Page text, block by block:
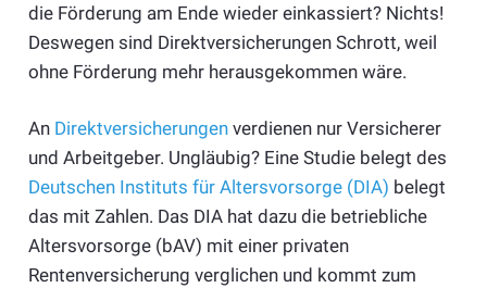
die Förderung am Ende wieder einkassiert? Nichts!
Deswegen sind Direktversicherungen Schrott, weil
ohne Förderung mehr herausgekommen wäre.
An Direktversicherungenverdienen nur Versicherer
und Arbeitgeber. Ungläubig? Eine Studie belegt des
Deutschen Instituts für Altersvorsorge (DIA) belegt
das mit Zahlen. Das DIA hat dazu die betriebliche
Altersvorsorge (bAV) mit einer privaten
Rentenversicherung verglichen und kommt zum